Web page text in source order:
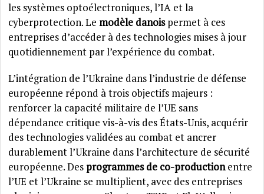
les systèmes optoélectroniques, l’IA et la
cyberprotection. Lemodèle danoispermet à ces
entreprises d’accéder à des technologies mises à jour
quotidiennement par l’expérience du combat.
L’intégration de l’Ukraine dans l’industrie de défense
européenne répond à trois objectifs majeurs :
renforcer la capacité militaire de l’UE sans
dépendance critique vis-à-vis des États-Unis, acquérir
des technologies validées au combat et ancrer
durablement l’Ukraine dans l’architecture de sécurité
européenne. Des programmes de co-productionentre
l’UE et l’Ukraine se multiplient, avec des entreprises